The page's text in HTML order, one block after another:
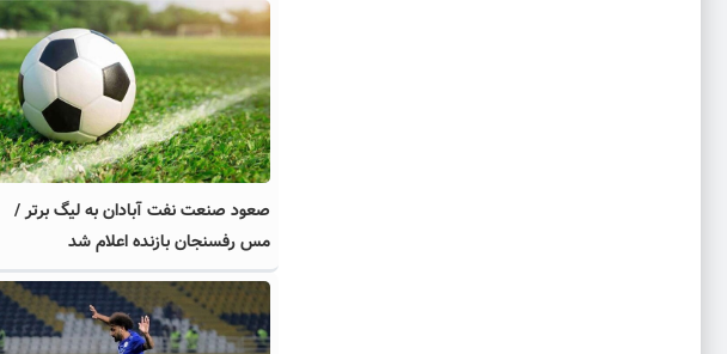
صعود صنعت نفت آبادان به لیگ برتر /
مس رفسنجان بازنده اعلام شد